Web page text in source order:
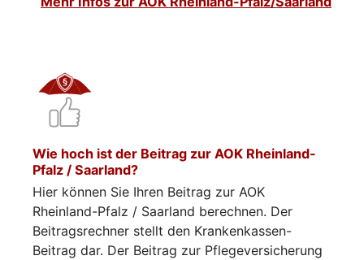
Wie hoch ist der Beitrag zur AOK Rheinland-
Pfalz / Saarland?
Hier können Sie Ihren Beitrag zur AOK
Rheinland-Pfalz / Saarland berechnen. Der
Beitragsrechner stellt den Krankenkassen-
Beitrag dar. Der Beitrag zur Pflegeversicherung